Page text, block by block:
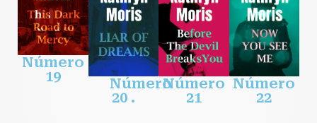
Número
19
Número
20 .
Número
21
Número
22